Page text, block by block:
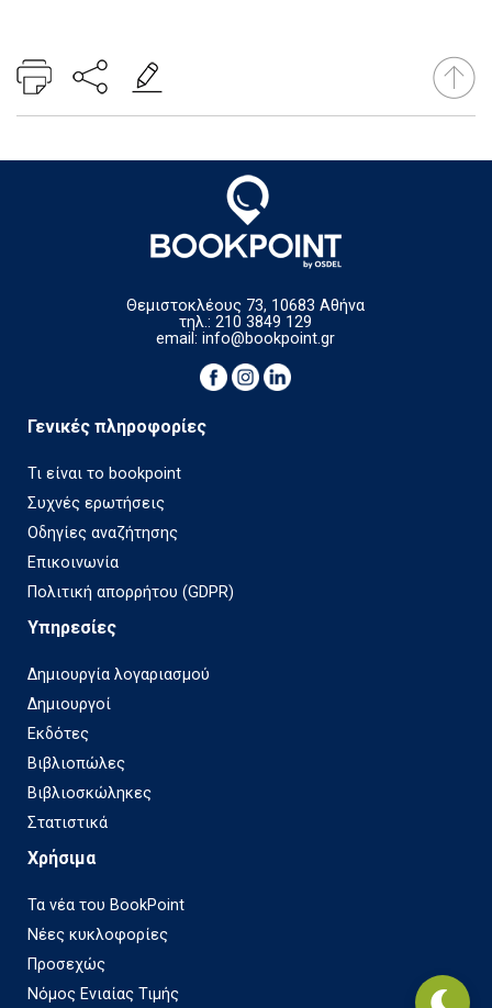
Θεμιστοκλέους 73, 10683 Αθήνα
τηλ.: 210 3849 129
email:info@bookpoint.gr
Γενικές πληροφορίες
Τι είναι το bookpoint
Συχνές ερωτήσεις
Οδηγίες αναζήτησης
Επικοινωνία
Πολιτική απορρήτου (GDPR)
Υπηρεσίες
Δημιουργία λογαριασμού
Δημιουργοί
Εκδότες
Βιβλιοπώλες
Βιβλιοσκώληκες
Στατιστικά
Χρήσιμα
Τα νέα του BookPoint
Νέες κυκλοφορίες
Προσεχώς
Νόμος Ενιαίας Τιμής